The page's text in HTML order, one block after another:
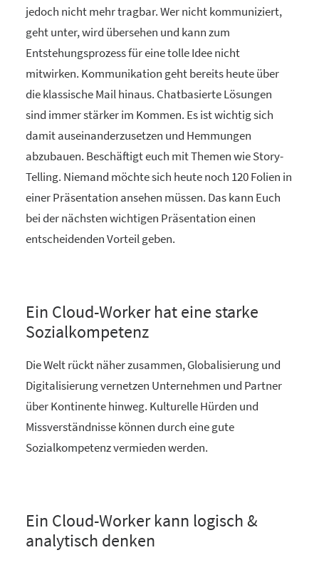
jedoch nicht mehr tragbar. Wer nicht kommuniziert,
geht unter, wird übersehen und kann zum
Entstehungsprozess für eine tolle Idee nicht
mitwirken. Kommunikation geht bereits heute über
die klassische Mail hinaus. Chatbasierte Lösungen
sind immer stärker im Kommen. Es ist wichtig sich
damit auseinanderzusetzen und Hemmungen
abzubauen. Beschäftigt euch mit Themen wie Story-
Telling. Niemand möchte sich heute noch 120 Folien in
einer Präsentation ansehen müssen. Das kann Euch
bei der nächsten wichtigen Präsentation einen
entscheidenden Vorteil geben.
Ein Cloud-Worker hat eine starke
Sozialkompetenz
Die Welt rückt näher zusammen, Globalisierung und
Digitalisierung vernetzen Unternehmen und Partner
über Kontinente hinweg. Kulturelle Hürden und
Missverständnisse können durch eine gute
Sozialkompetenz vermieden werden.
Ein Cloud-Worker kann logisch &
analytisch denken